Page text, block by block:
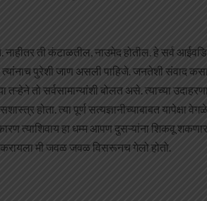
नाहीतर ती कंटाळतील, नाउमेद होतील. हे सर्व
पुरेशी जाण असली पाहिजे. जनतेशी संवाद कसा
तऱ्हेने तो सर्वसामान्यांशी बोलत असे. त्याच्या
होता. त्या पूर्ण सत्यज्ञानीच्याबाबत
त्याशिवाय हा धम्म आपण दुसऱ्यांना शिकवू शकणार
मी जवळ जवळ विसरूनच गेलो होतो.